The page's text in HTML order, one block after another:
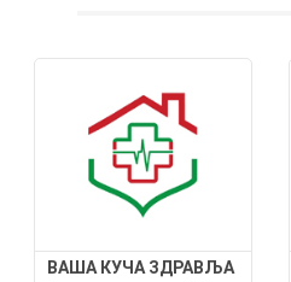
ВАША КУЧА ЗДРАВЉА